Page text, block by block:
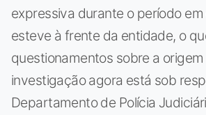
expressiva durante o período
esteve à frente da entidade, o
questionamentos sobre a
investigação agora está sob
Departamento de Polícia